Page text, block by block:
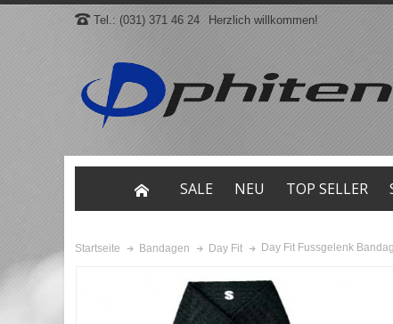
Tel.: (031) 371 46 24 Herzlich willkommen!
SALE NEU TOP SELLER
Startseite Bandagen Day Fit Day Fit Fussgelenk